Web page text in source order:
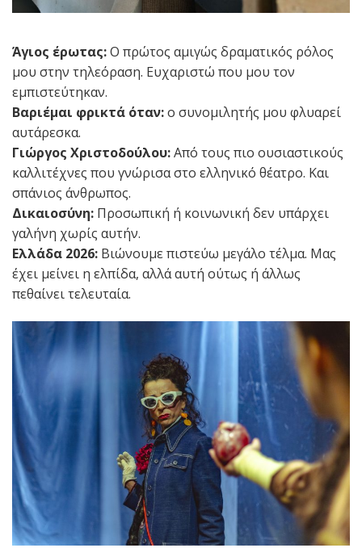
Άγιος έρωτας:Ο πρώτος αμιγώς δραματικός ρόλος
μου στην τηλεόραση. Ευχαριστώ που μου τον
εμπιστεύτηκαν.
Βαριέμαι φρικτά όταν:ο συνομιλητής μου φλυαρεί
αυτάρεσκα.
Γιώργος Χριστοδούλου:Από τους πιο ουσιαστικούς
καλλιτέχνες που γνώρισα στο ελληνικό θέατρο. Και
σπάνιος άνθρωπος.
Δικαιοσύνη: Προσωπική ή κοινωνική δεν υπάρχει
γαλήνη χωρίς αυτήν.
Ελλάδα 2026: Βιώνουμε πιστεύω μεγάλο τέλμα. Μας
έχει μείνει η ελπίδα, αλλά αυτή ούτως ή άλλως
πεθαίνει τελευταία.